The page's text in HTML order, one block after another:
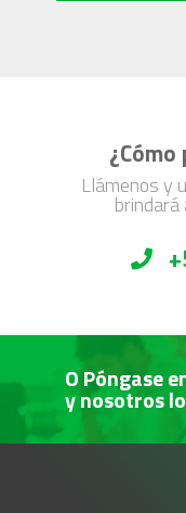
Llámenos y
O Póngase
y nosotros